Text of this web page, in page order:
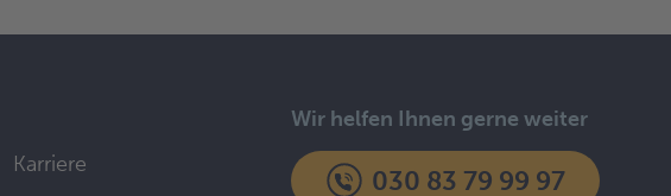
Karriere
Wir helfen Ihnen gerne weiter
030 83 79 99 97